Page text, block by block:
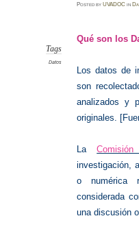
PostedbyUVADOC in
Tags
Datos
Qué son los
Los datos de
son
analizados y
originales.
La
investigación,
o numérica
considerada
una discusión